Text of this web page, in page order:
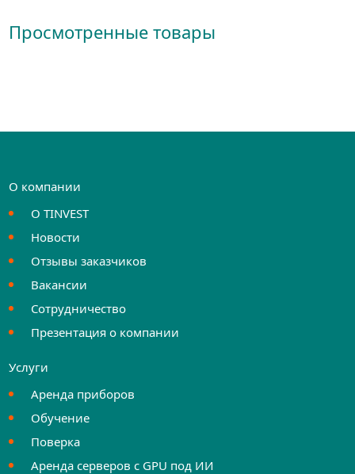
Просмотренные товары
О компании
О TINVEST
Новости
Отзывы заказчиков
Вакансии
Сотрудничество
Презентация о компании
Услуги
Аренда приборов
Обучение
Поверка
Аренда серверов с GPU под ИИ